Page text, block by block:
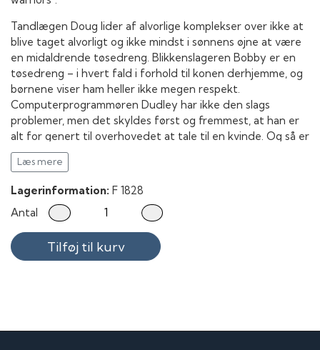
Tandlægen Doug lider af alvorlige komplekser over ikke at
blive taget alvorligt og ikke mindst i sønnens øjne at være
en midaldrende tøsedreng. Blikkenslageren Bobby er en
tøsedreng – i hvert fald i forhold til konen derhjemme, og
børnene viser ham heller ikke megen respekt.
Computerprogrammøren Dudley har ikke den slags
problemer, men det skyldes først og fremmest, at han er
alt for genert til overhovedet at tale til en kvinde. Og så er
der gruppens gulddreng, den succesfulde advokat Woody
med fotomodelkonen (bortset fra, at konen lige er
skredet og forretningen er gået konkurs). Sammen er
deWild Hogsog frekventerer hver weekend den samme
falske biker-bar for at drikke en enkelt fadøl (eller en
moccachino). Men dybest set ser de alle en midtvejskrise i
øjnene. Derfor har Woody, der selvfølgelig ikke har fortalt
noget om sine problemer, ikke svært ved at overbevise
De magelige forstadsmænd finder imidlertid snart ud af,
Læs mere
Lagerinformation: F 1828
Antal
Tilføj til kurv